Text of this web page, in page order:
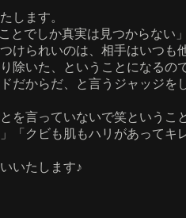
します。
とでしか真実は見つからない
けられいのは、相手はいつ
除いた、ということになる
だからだ、と言うジャッジ
を言っていないで笑という
「クビも肌もハリがあって
いたします♪